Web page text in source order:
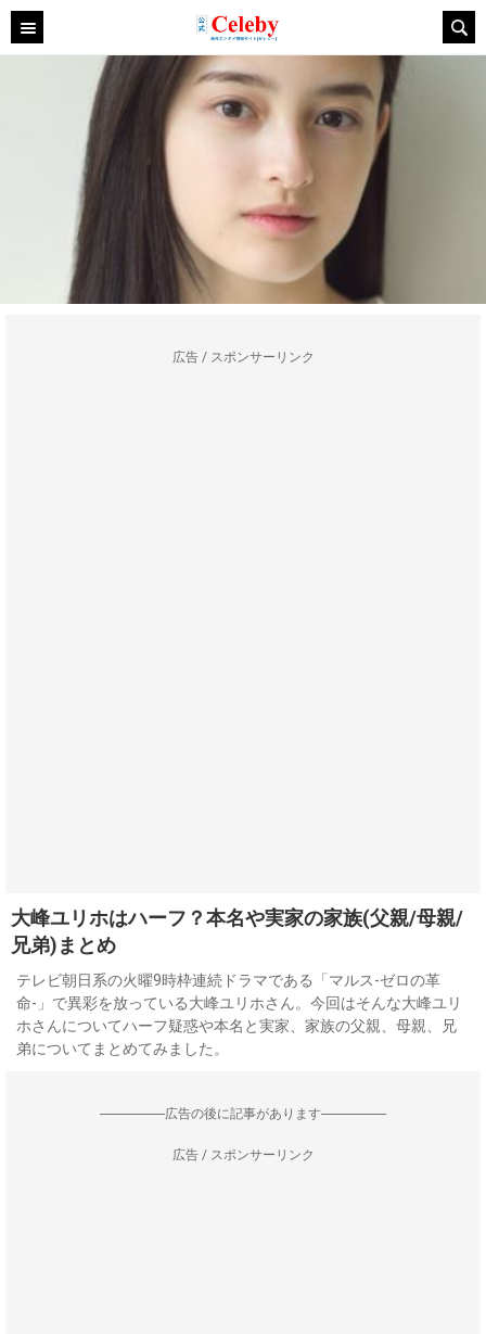
広告 / スポンサーリンク
大峰ユリホはハーフ？本名や実家の家族(父親/母親/
兄弟)まとめ
テレビ朝日系の火曜9時枠連続ドラマである「マルス-ゼロの革
命-」で異彩を放っている大峰ユリホさん。今回はそんな大峰ユリ
ホさんについてハーフ疑惑や本名と実家、家族の父親、母親、兄
弟についてまとめてみました。
--------------------広告の後に記事があります--------------------
広告 / スポンサーリンク